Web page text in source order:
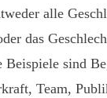
alle
das
Beispiele sind
Team,